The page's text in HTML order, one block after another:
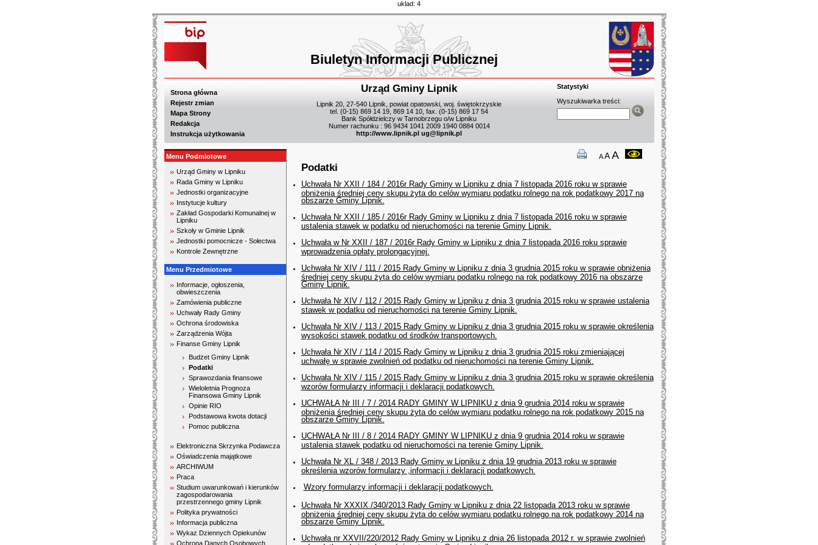
uklad: 4
Biuletyn Informacji Publicznej
Strona główna
Rejestr zmian
Mapa Strony
Redakcja
Instrukcja użytkowania
Statystyki
Wyszukiwarka treści:
Urząd Gminy Lipnik
Lipnik 20, 27-540 Lipnik, powiat opatowski, woj. świętokrzyskie
tel. (0-15) 869 14 19, 869 14 10, fax. (0-15) 869 17 54
Bank Spółdzielczy w Tarnobrzegu o/w Lipniku
Numer rachunku : 96 9434 1041 2009 1940 0884 0014
http://www.lipnik.pl ug@lipnik.pl
Menu Podmiotowe
Urząd Gminy w Lipniku
Rada Gminy w Lipniku
Jednostki organizacyjne
Instytucje kultury
Zakład Gospodarki Komunalnej w
Lipniku
Szkoły w Gminie Lipnik
Jednostki pomocnicze - Sołectwa
Kontrole Zewnętrzne
Menu Przedmiotowe
Informacje, ogłoszenia,
obwieszczenia
Zamówienia publiczne
Uchwały Rady Gminy
Ochrona środowiska
Zarządzenia Wójta
Finanse Gminy Lipnik
Budżet Gminy Lipnik
Podatki
Sprawozdania finansowe
Wieloletnia Prognoza
Finansowa Gminy Lipnik
Opinie RIO
Podstawowa kwota dotacji
Pomoc publiczna
Elektroniczna Skrzynka Podawcza
Oświadczenia majątkowe
ARCHIWUM
Praca
Studium uwarunkowań i kierunków
zagospodarowania
przestrzennego gminy Lipnik
Polityka prywatności
Informacja publiczna
Wykaz Dziennych Opiekunów
Ochrona Danych Osobowych
A A A
Podatki
Uchwała Nr XXII / 184 / 2016r Rady Gminy w Lipniku z dnia 7 listopada 2016 roku w sprawie
obniżenia średniej ceny skupu żyta do celów wymiaru podatku rolnego na rok podatkowy 2017 na
obszarze Gminy Lipnik.
Uchwała Nr XXII / 185 / 2016r Rady Gminy w Lipniku z dnia 7 listopada 2016 roku w sprawie
ustalenia stawek w podatku od nieruchomości na terenie Gminy Lipnik.
Uchwała w Nr XXII / 187 / 2016r Rady Gminy w Lipniku z dnia 7 listopada 2016 roku sprawie
wprowadzenia opłaty prolongacyjnej.
Uchwała Nr XIV / 111 / 2015 Rady Gminy w Lipniku z dnia 3 grudnia 2015 roku w sprawie obniżenia
średniej ceny skupu żyta do celów wymiaru podatku rolnego na rok podatkowy 2016 na obszarze
Gminy Lipnik.
Uchwała Nr XIV / 112 / 2015 Rady Gminy w Lipniku z dnia 3 grudnia 2015 roku w sprawie ustalenia
stawek w podatku od nieruchomości na terenie Gminy Lipnik.
Uchwała Nr XIV / 113 / 2015 Rady Gminy w Lipniku z dnia 3 grudnia 2015 roku w sprawie określenia
wysokości stawek podatku od środków transportowych.
Uchwała Nr XIV / 114 / 2015 Rady Gminy w Lipniku z dnia 3 grudnia 2015 roku zmieniającej
uchwałę w sprawie zwolnień od podatku od nieruchomości na terenie Gminy Lipnik.
Uchwała Nr XIV / 115 / 2015 Rady Gminy w Lipniku z dnia 3 grudnia 2015 roku w sprawie określenia
wzorów formularzy informacji i deklaracji podatkowych.
UCHWAŁA Nr III / 7 / 2014 RADY GMINY W LIPNIKU z dnia 9 grudnia 2014 roku w sprawie
obniżenia średniej ceny skupu żyta do celów wymiaru podatku rolnego na rok podatkowy 2015 na
obszarze Gminy Lipnik.
UCHWAŁA Nr III / 8 / 2014 RADY GMINY W LIPNIKU z dnia 9 grudnia 2014 roku w sprawie
ustalenia stawek podatku od nieruchomości na terenie Gminy Lipnik.
Uchwała Nr XL / 348 / 2013 Rady Gminy w Lipniku z dnia 19 grudnia 2013 roku w sprawie
określenia wzorów formularzy ,informacji i deklaracji podatkowych.
Wzory formularzy informacji i deklaracji podatkowych.
Uchwała Nr XXXIX /340/2013 Rady Gminy w Lipniku z dnia 22 listopada 2013 roku w sprawie
obniżenia średniej ceny skupu żyta do celów wymiaru podatku rolnego na rok podatkowy 2014 na
obszarze Gminy Lipnik.
Uchwała nr XXVII/220/2012 Rady Gminy w Lipniku z dnia 26 listopada 2012 r. w sprawie zwolnień